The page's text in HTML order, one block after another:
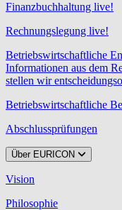
Finanzbuchhaltung live!
Rechnungslegung live!
Betriebswirtschaftliche
Informationen aus dem
stellen wir
Betriebswirtschaftliche
Abschlussprüfungen
Über EURICON
Vision
Philosophie